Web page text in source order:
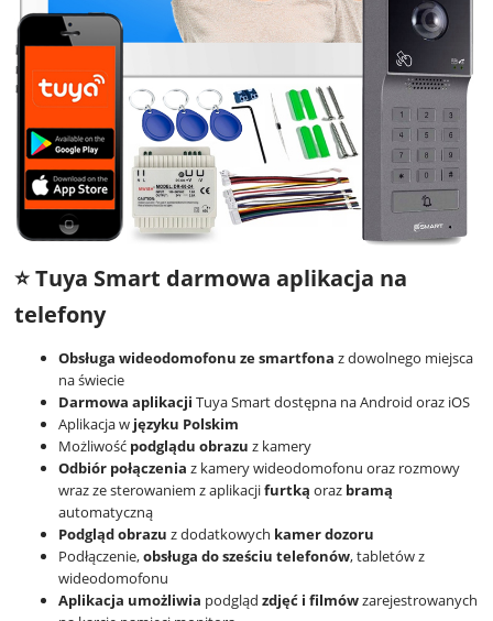
⭐ Tuya Smart darmowa aplikacja na
telefony
Obsługa wideodomofonu ze smartfona z dowolnego miejsca
na świecie
Darmowa aplikacji Tuya Smart dostępna na Android oraz iOS
Aplikacja w języku Polskim
Możliwość podglądu obrazu z kamery
Odbiór połączenia z kamery wideodomofonu oraz rozmowy
wraz ze sterowaniem z aplikacjifurtką oraz bramą
automatyczną
Podgląd obrazu z dodatkowych kamer dozoru
Podłączenie,obsługa do sześciu telefonów, tabletów z
wideodomofonu
Aplikacja umożliwia podgląd zdjęć i filmówzarejestrowanych